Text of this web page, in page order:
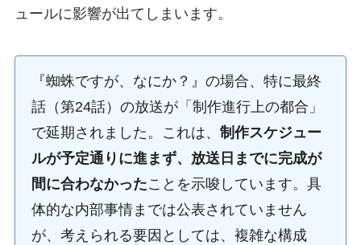
ュールに影響が出てしまいます。
『蜘蛛ですが、なにか？』の場合、特に最終
話（第24話）の放送が「制作進行上の都合」
で延期されました。これは、 制作スケジュー
ルが予定通りに進まず、放送日までに完成が
間に合わなかったことを示唆しています。具
体的な内部事情までは公表されていません
が、考えられる要因としては、複雑な構成